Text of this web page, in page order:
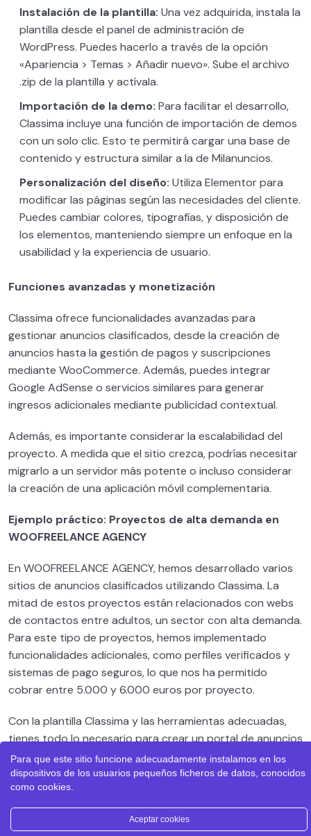
Maquetando Nuestra Primera Web 0/10
Instalación de la plantilla: Una vez adquirida, instala la
plantilla desde el panel de administración de
WordPress. Puedes hacerlo a través de la opción
«Apariencia > Temas > Añadir nuevo». Sube el archivo
.zip de la plantilla y actívala.
Importación de la demo: Para facilitar el desarrollo,
Classima incluye una función de importación de demos
con un solo clic. Esto te permitirá cargar una base de
contenido y estructura similar a la de Milanuncios.
Personalización del diseño: Utiliza Elementor para
modificar las páginas según las necesidades del cliente.
Puedes cambiar colores, tipografías, y disposición de
los elementos, manteniendo siempre un enfoque en la
usabilidad y la experiencia de usuario.
Funciones avanzadas y monetización
Classima ofrece funcionalidades avanzadas para
gestionar anuncios clasificados, desde la creación de
anuncios hasta la gestión de pagos y suscripciones
mediante WooCommerce. Además, puedes integrar
Google AdSense o servicios similares para generar
ingresos adicionales mediante publicidad contextual.
Además, es importante considerar la escalabilidad del
proyecto. A medida que el sitio crezca, podrías necesitar
migrarlo a un servidor más potente o incluso considerar
la creación de una aplicación móvil complementaria.
Ejemplo práctico: Proyectos de alta demanda en
WOOFREELANCE AGENCY
En WOOFREELANCE AGENCY, hemos desarrollado varios
sitios de anuncios clasificados utilizando Classima. La
mitad de estos proyectos están relacionados con webs
de contactos entre adultos, un sector con alta demanda.
Para este tipo de proyectos, hemos implementado
funcionalidades adicionales, como perfiles verificados y
sistemas de pago seguros, lo que nos ha permitido
cobrar entre 5.000 y 6.000 euros por proyecto.
Con la plantilla Classima y las herramientas adecuadas,
tienes todo lo necesario para crear un portal de anuncios
clasificados tan eficiente y popular como Milanuncios. La
inversión inicial en una plantilla premium y algunos plugins
adicionales puede parecer alta, pero los resultados y la
posibilidad de monetizar el sitio lo convierten en una
oportunidad de negocio muy rentable.
Para que este sitio funcione adecuadamente instalamos en los
dispositivos de los usuarios pequeños ficheros de datos, conocidos
como cookies.
Aceptar cookies